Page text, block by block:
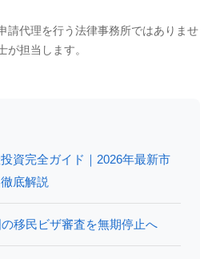
請代理を行う法律事務所ではありませ
が担当します。
資完全ガイド｜2026年最新市
底解説
の移民ビザ審査を無期停止へ